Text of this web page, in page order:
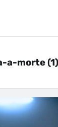
a-morte (1)